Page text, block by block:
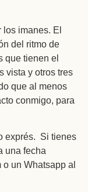
imanes. El
del ritmo de
que tienen el
vista y otros tres
que al menos
conmigo, para
exprés. Si tienes
una fecha
un Whatsapp al